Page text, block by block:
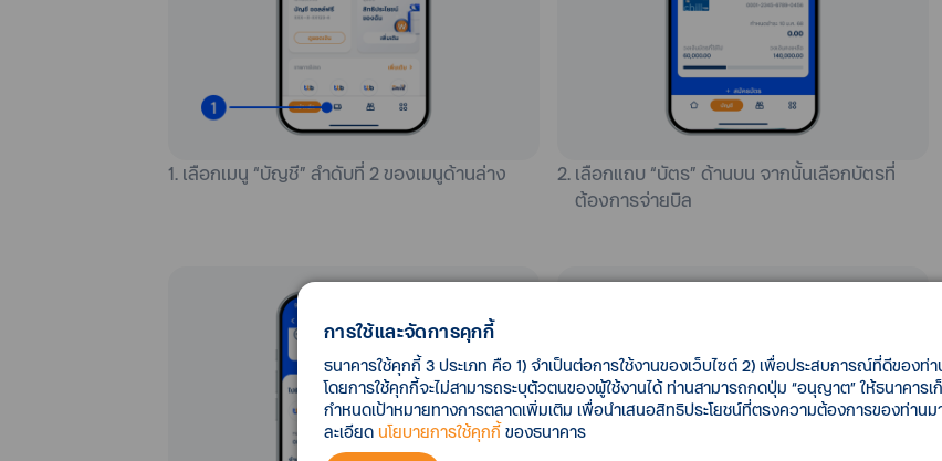
1. เลือกเมนู “บัญชี” ลำดับที่ 2 ของเมนูด้านล่าง
2. เลือกแถบ “บัตร” ด้านบน จากนั้นเลือกบัตรที่
ต้องการจ่ายบิล
การใช้และจัดการคุกกี้
ธนาคารใช้คุกกี้ 3 ประเภท คือ 1) จำเป็นต่อการใช้งานของเว็บไซต์ 2) เพื่อประสบการณ์ที่ดีของท่
โดยการใช้คุกกี้จะไม่สามารถระบุตัวตนของผู้ใช้งานได้ ท่านสามารถกดปุ่ม “อนุญาต” ให้ธนาคาร
กำหนดเป้าหมายทางการตลาดเพิ่มเติม เพื่อนำเสนอสิทธิประโยชน์ที่ตรงความต้องการของท่าน
ละเอียด นโยบายการใช้คุกกี้ของธนาคาร